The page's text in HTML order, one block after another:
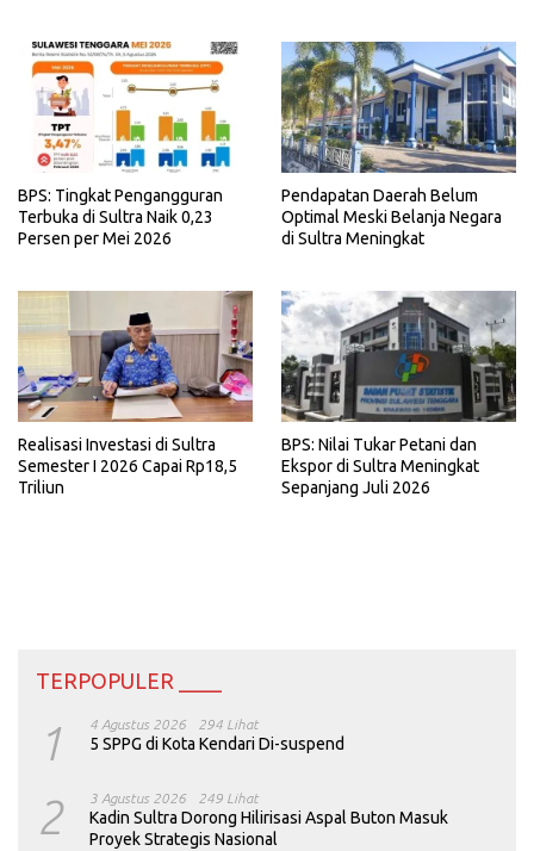
BPS: Tingkat Pengangguran
Terbuka di Sultra Naik 0,23
Persen per Mei 2026
Pendapatan Daerah Belum
Optimal Meski Belanja Negara
di Sultra Meningkat
Realisasi Investasi di Sultra
Semester I 2026 Capai Rp18,5
Triliun
BPS: Nilai Tukar Petani dan
Ekspor di Sultra Meningkat
Sepanjang Juli 2026
TERPOPULER ____
1 4 Agustus 2026 294 Lihat
5 SPPG di Kota Kendari Di-suspend
2 3 Agustus 2026 249 Lihat
Kadin Sultra Dorong Hilirisasi Aspal Buton Masuk
Proyek Strategis Nasional